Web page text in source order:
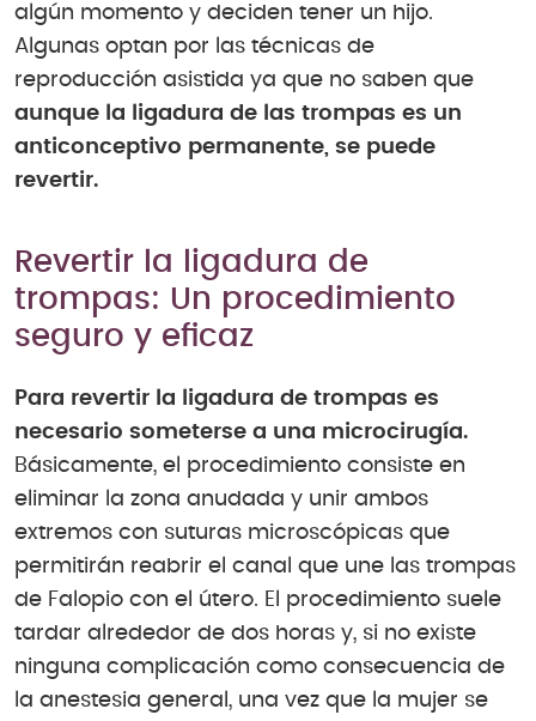
algún momento y deciden tener un hijo.
Algunas optan por las técnicas de
reproducción asistida ya que no saben que
aunque la ligadura de las trompas es un
anticonceptivo permanente, se puede
revertir.
Revertir la ligadura de
trompas: Un procedimiento
seguro y eficaz
Para revertir la ligadura de trompas es
necesario someterse a una microcirugía.
Básicamente, el procedimiento consiste en
eliminar la zona anudada y unir ambos
extremos con suturas microscópicas que
permitirán reabrir el canal que une las trompas
de Falopio con el útero. El procedimiento suele
tardar alrededor de dos horas y, si no existe
ninguna complicación como consecuencia de
la anestesia general, una vez que la mujer se